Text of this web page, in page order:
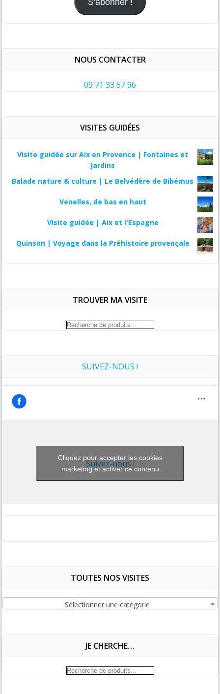
NOUS CONTACTER
09 71 33 57 96
VISITES GUIDÉES
Visite guidée sur Aix en Provence | Fontaines et
Jardins
Balade nature & culture | Le Belvédère de Bibémus
Venelles, de bas en haut
Visite guidée | Aix et l'Espagne
Quinson | Voyage dans la Préhistoire provençale
TROUVER MA VISITE
Recherche
SUIVEZ-NOUS !
Suivez-nous !
Cliquez pour accepter les cookies
marketing et activer ce contenu
TOUTES NOS VISITES
Sélectionner une catégorie
JE CHERCHE…
Recherche